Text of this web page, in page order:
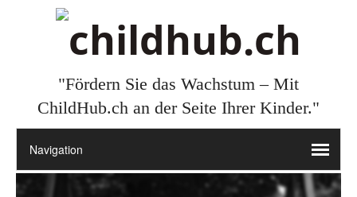
"Fördern Sie das Wachstum – Mit
ChildHub.ch an der Seite Ihrer Kinder."